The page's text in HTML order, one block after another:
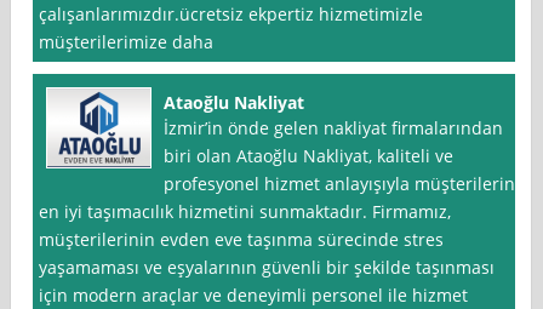
çalışanlarımızdır.ücretsiz ekpertiz hizmetimizle
müşterilerimize daha
Ataoğlu Nakliyat
İzmir’in önde gelen nakliyat firmalarından
biri olan Ataoğlu Nakliyat, kaliteli ve
profesyonel hizmet anlayışıyla müşterilerine
en iyi taşımacılık hizmetini sunmaktadır. Firmamız,
müşterilerinin evden eve taşınma sürecinde stres
yaşamaması ve eşyalarının güvenli bir şekilde taşınması
için modern araçlar ve deneyimli personel ile hizmet